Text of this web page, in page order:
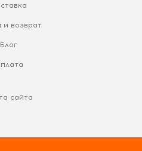
возврат
Блог
сайта